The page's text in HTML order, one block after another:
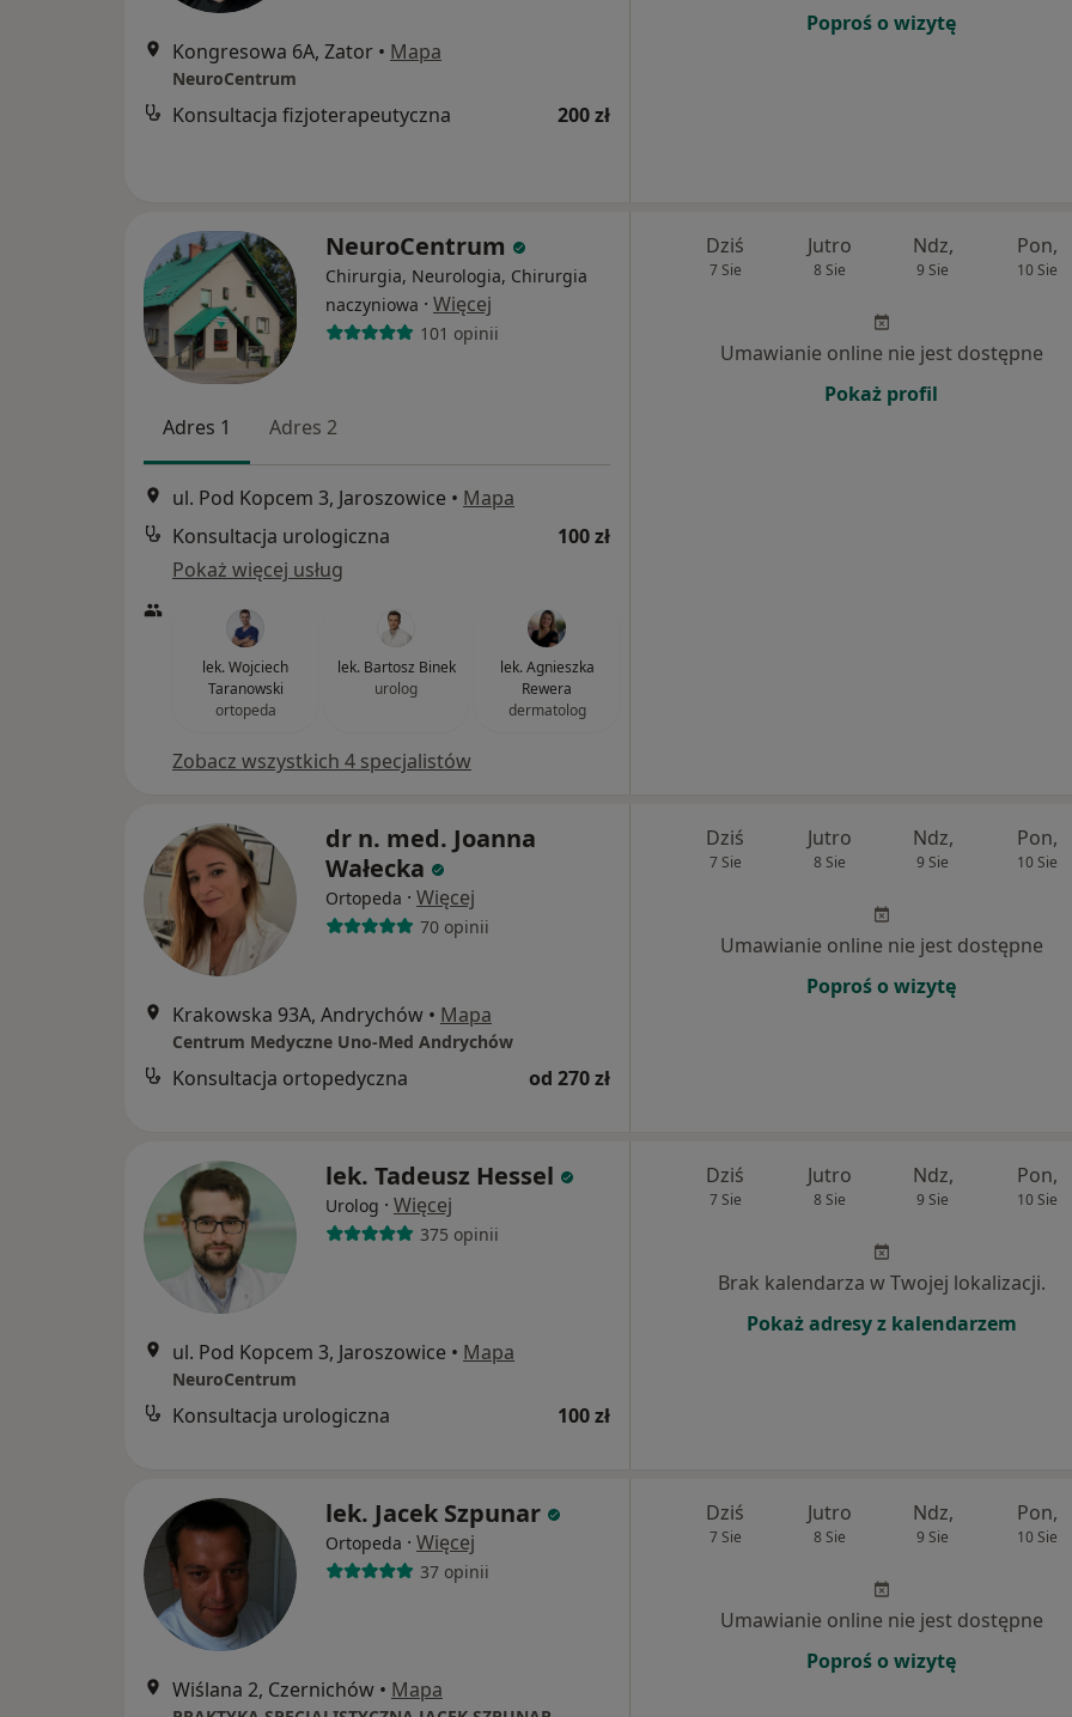
Kongresowa 6A, Zator • Mapa
NeuroCentrum
Konsultacja fizjoterapeutyczna 200 zł
Poproś o wizytę
NeuroCentrum
Chirurgia, Neurologia, Chirurgia
naczyniowa · Więcej
101 opinii
Adres 1 Adres 2
ul. Pod Kopcem 3, Jaroszowice • Mapa
Konsultacja urologiczna
100 zł
Pokaż więcej usług
lek. Wojciech
Taranowski
ortopeda
lek. Bartosz Binek
urolog
lek. Agnieszka
Rewera
dermatolog
Zobacz wszystkich 4 specjalistów
Dziś
7 Sie
Jutro
8 Sie
Ndz,
9 Sie
Pon,
10 Sie
Umawianie online nie jest dostępne
Pokaż profil
dr n. med. Joanna
Wałecka
Ortopeda · Więcej
70 opinii
Krakowska 93A, Andrychów • Mapa
Centrum Medyczne Uno-Med Andrychów
Konsultacja ortopedyczna od 270 zł
Dziś
7 Sie
Jutro
8 Sie
Ndz,
9 Sie
Pon,
10 Sie
Umawianie online nie jest dostępne
Poproś o wizytę
lek. Tadeusz Hessel
Urolog · Więcej
375 opinii
ul. Pod Kopcem 3, Jaroszowice • Mapa
NeuroCentrum
Konsultacja urologiczna 100 zł
Dziś
7 Sie
Jutro
8 Sie
Ndz,
9 Sie
Pon,
10 Sie
Brak kalendarza w Twojej lokalizacji.
Pokaż adresy z kalendarzem
lek. Jacek Szpunar
Ortopeda · Więcej
37 opinii
Wiślana 2, Czernichów • Mapa
Dziś
7 Sie
Jutro
8 Sie
Ndz,
9 Sie
Pon,
10 Sie
Umawianie online nie jest dostępne
Poproś o wizytę